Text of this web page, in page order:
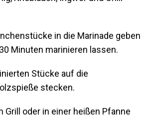
in die Marinade geben
Minuten marinieren lassen.
Stücke auf die
stecken.
Grill oder in einer heißen Pfanne